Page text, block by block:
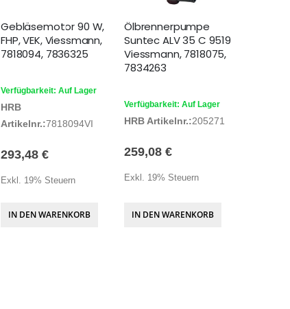
Gebläsemotor 90 W,
FHP, VEK, Viessmann,
7818094, 7836325
Verfügbarkeit: Auf Lager
HRB
Artikelnr.:7818094VI
293,48 €
Exkl. 19% Steuern
IN DEN WARENKORB
Ölbrennerpumpe
Suntec ALV 35 C 9519
Viessmann, 7818075,
7834263
Verfügbarkeit: Auf Lager
HRB Artikelnr.:205271
259,08 €
Exkl. 19% Steuern
IN DEN WARENKORB